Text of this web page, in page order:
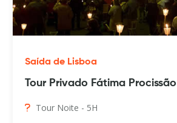
Saída de Lisboa
Tour Privado Fátima
Tour Noite - 5H